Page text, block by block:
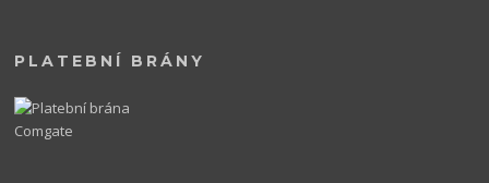
PLATEBNÍ BRÁNY